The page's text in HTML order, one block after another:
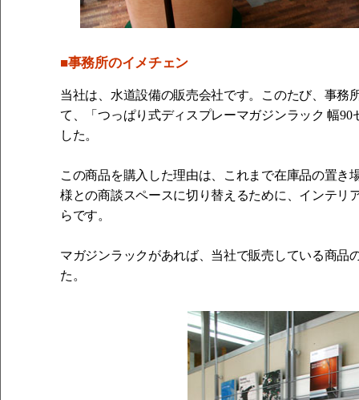
■事務所のイメチェン
当社は、水道設備の販売会社です。このたび、事務
て、「つっぱり式ディスプレーマガジンラック 幅90
した。
この商品を購入した理由は、これまで在庫品の置き
様との商談スペースに切り替えるために、インテリ
らです。
マガジンラックがあれば、当社で販売している商品
た。